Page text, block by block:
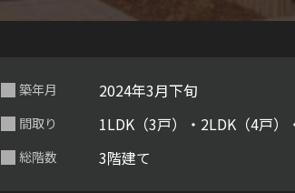
築年月 2024年3月下旬
間取り 1LDK（3戸）・2LDK（4戸）
総階数 3階建て